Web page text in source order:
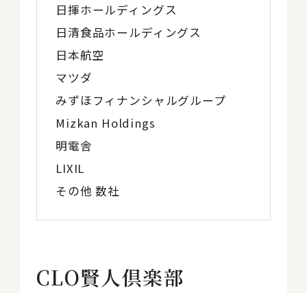
日揮ホールディングス
日清食品ホールディングス
日本航空
マツダ
みずほフィナンシャルグループ
Mizkan Holdings
明電舎
LIXIL
その他 数社
CLO賢人倶楽部